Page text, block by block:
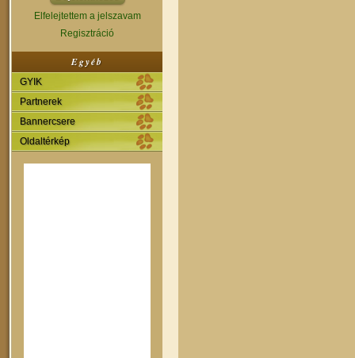
Elfelejtettem a jelszavam
Regisztráció
Egyéb
GYIK
Partnerek
Bannercsere
Oldaltérkép